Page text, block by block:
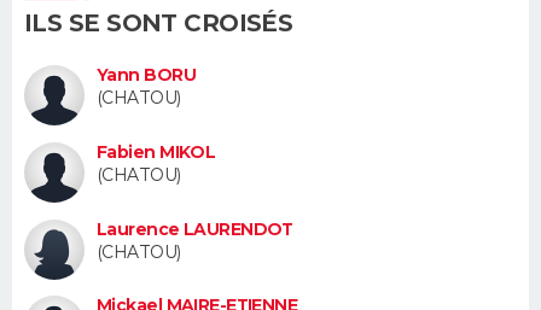
Dictionnaire
Biographies
Citations
Expressions
Proverbes
PROGRAMME TV
COPAINS D'AVANT
S'inscrire
Se connecter
Lycées
Collèges
Primaires
Universités
Entreprises
Service militaire
Avis de recherche
AVIS DE DÉCÈS
FORUM
Bricolage
Lifestyle
Culture
Sport
Auto
Television
Voyage
Cinema
ILS SE SONT CROISÉS
Yann BORU
(CHATOU)
Fabien MIKOL
(CHATOU)
Laurence LAURENDOT
(CHATOU)
Mickael MAIRE-ETIENNE